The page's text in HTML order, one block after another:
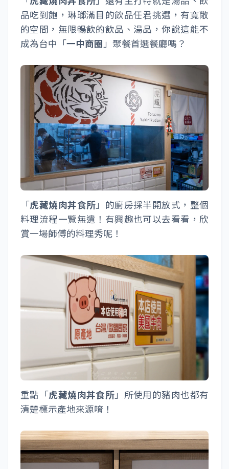
品吃到飽，琳瑯滿目的飲品任君挑選，有寬敞
的空間，無限暢飲的飲品、湯品，你說這能不
成為台中「一中商圈 」聚餐首選餐廳嗎？
「虎藏燒肉丼食所 」的廚房採半開放式，整個
料理流程一覽無遺！有興趣也可以去看看，欣
賞一場師傅的料理秀呢！
重點「虎藏燒肉丼食所 」所使用的豬肉也都有
清楚標示產地來源唷！